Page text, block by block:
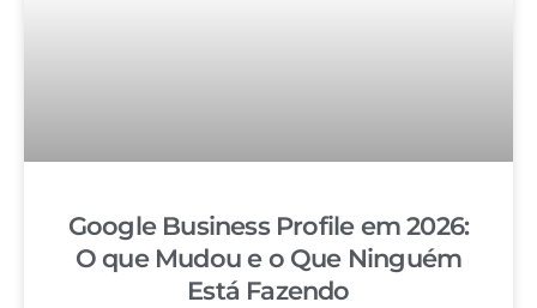
Google Business Profile em 2026:
O que Mudou e o Que Ninguém
Está Fazendo